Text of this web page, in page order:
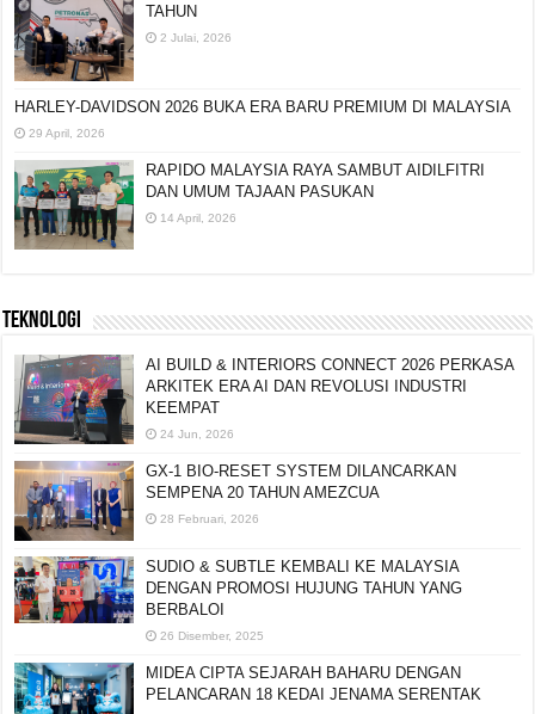
TAHUN
2 Julai, 2026
HARLEY-DAVIDSON 2026 BUKA ERA BARU
RAPIDO MALAYSIA RAYA SAMBUT AIDILFITRI
DAN UMUM TAJAAN PASUKAN
TEKNOLOGI
AI BUILD & INTERIORS CONNECT 2026 PERKASA
ARKITEK ERA AI DAN REVOLUSI INDUSTRI
KEEMPAT
24 Jun, 2026
GX-1 BIO-RESET SYSTEM DILANCARKAN
SEMPENA 20 TAHUN AMEZCUA
SUDIO & SUBTLE KEMBALI KE MALAYSIA
DENGAN PROMOSI HUJUNG TAHUN YANG
BERBALOI
26 Disember, 2025
MIDEA CIPTA SEJARAH BAHARU DENGAN